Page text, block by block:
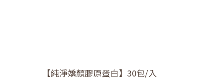
【純淨嬌顏膠原蛋白】30包/入